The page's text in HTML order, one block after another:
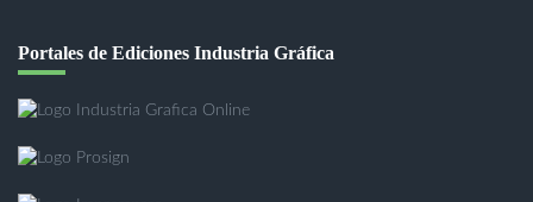
Portales de Ediciones Industria Gráfica